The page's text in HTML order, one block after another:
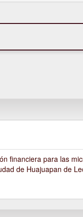
financiera para las
de Huajuapan de